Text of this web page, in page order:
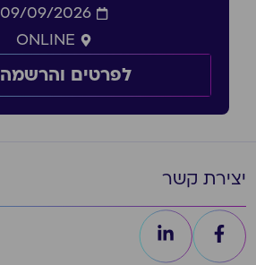
09/09/2026
ONLINE
לפרטים והרשמה
יצירת קשר